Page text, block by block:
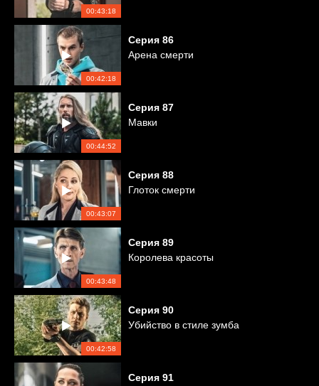
00:43:18
00:42:18
Серия 86
Арена смерти
00:44:52
Серия 87
Мавки
00:43:07
Серия 88
Глоток смерти
00:43:48
Серия 89
Королева красоты
00:42:58
Серия 90
Убийство в стиле зумба
Серия 91